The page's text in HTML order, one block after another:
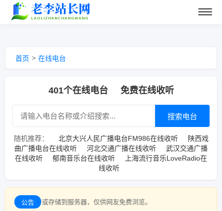
首页 > 在线电台
401个在线电台 免费在线收听
搜索电台
随机推荐： 北京大兴人民广播电台FM986在线收听
陕西戏
曲广播电台在线收听
河北交通广播在线收听
武汉交通广播
在线收听
郁南音乐台在线收听
上海流行音乐LoveRadio在
线收听
公告
到服务器，仅供网友免费浏览。